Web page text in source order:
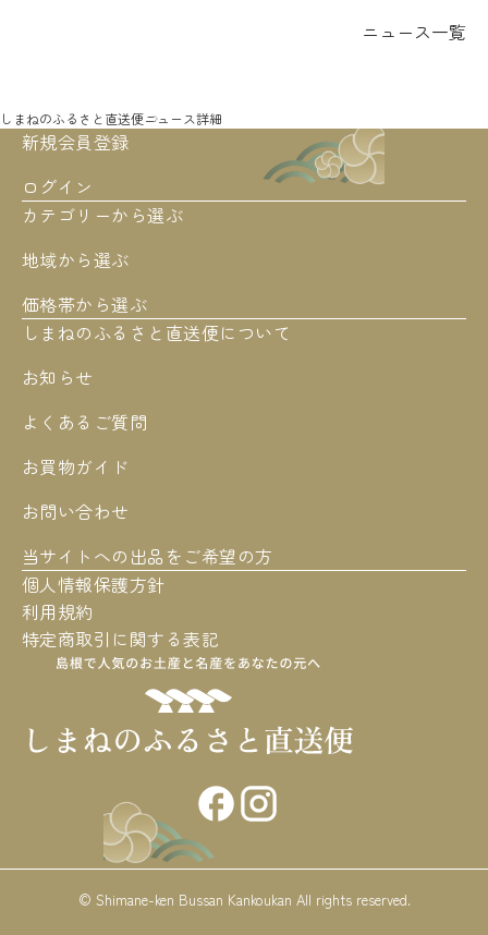
ニュース一覧
しまねのふるさと直送便ニュース詳細
カテゴリーから選ぶ
地域から選ぶ
価格帯から選ぶ
新規会員登録
ログイン
しまねのふるさと直送便について
お知らせ
よくあるご質問
お買物ガイド
お問い合わせ
当サイトへの出品をご希望の方
個人情報保護方針
利用規約
特定商取引に関する表記
© Shimane-ken Bussan Kankoukan All rights reserved.